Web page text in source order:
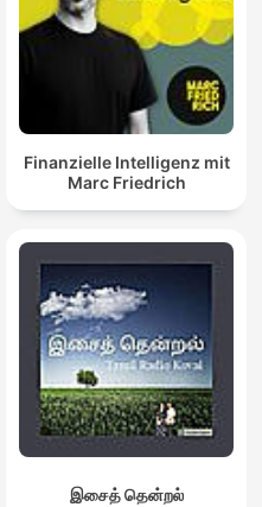
Finanzielle Intelligenz mit
Marc Friedrich
இசைத் தென்றல்